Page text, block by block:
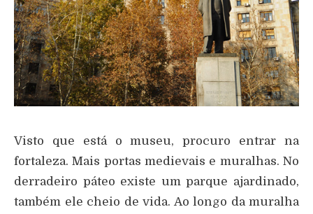
Visto que está o museu, procuro entrar na
fortaleza. Mais portas medievais e muralhas. No
derradeiro páteo existe um parque ajardinado,
também ele cheio de vida. Ao longo da muralha